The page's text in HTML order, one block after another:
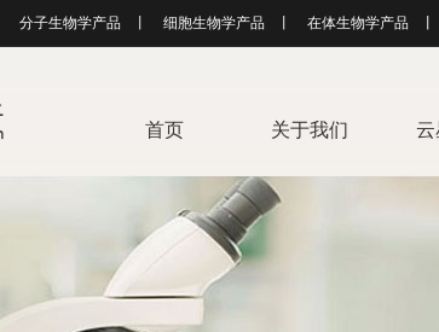
分子生物学产品 细胞生物学产品 在体生物学产品
首页 关于我们 云